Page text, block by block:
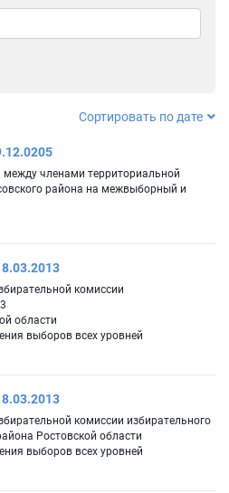
Сортировать по дате
между членами территориальной
района на межвыборный и
комиссии
области
выборов всех уровней
комиссии избирательного
Ростовской области
выборов всех уровней